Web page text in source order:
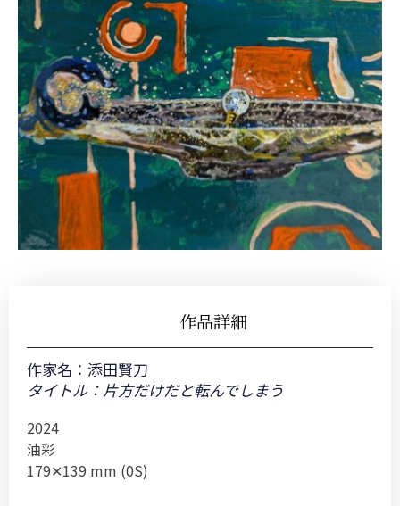
作品詳細
作家名： 添田賢刀
タイトル：片方だけだと転んでしまう
2024
油彩
179✕139 mm (0S)